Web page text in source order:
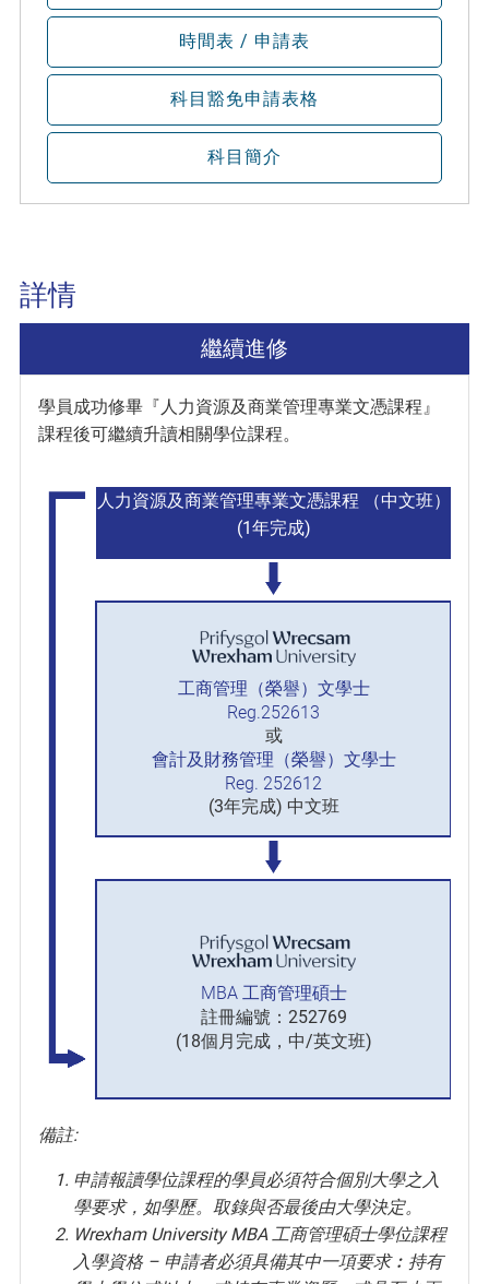
時間表 / 申請表
科目豁免申請表格
科目簡介
詳情
繼續進修
學員成功修畢『人力資源及商業管理專業文憑課程』
課程後可繼續升讀相關學位課程。
人力資源及商業管理專業文憑課程 （中文班）
(1年完成)
工商管理（榮譽）文學士
Reg.252613
或
會計及財務管理（榮譽）文學士
Reg. 252612
(3年完成) 中文班
MBA 工商管理碩士
註冊編號：252769
(18個月完成，中/英文班)
備註:
申請報讀學位課程的學員必須符合個別大學之入
學要求，如學歷。取錄與否最後由大學決定。
Wrexham University MBA 工商管理碩士學位課程
入學資格 – 申請者必須具備其中一項要求︰持有